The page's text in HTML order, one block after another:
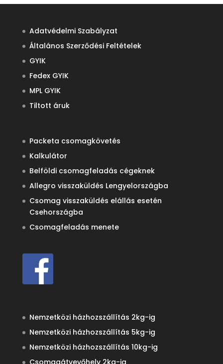
Adatvédelmi Szabályzat
Általános Szerződési Feltételek
GYIK
Fedex GYIK
MPL GYIK
Tiltott áruk
Packeta csomagkövetés
Kalkulátor
Belföldi csomagfeladás cégeknek
Allegro visszaküldés Lengyelországba
Csomag visszaküldés elállás esetén
Csehországba
Csomagfeladás menete
Nemzetközi házhozszállítás 2kg-ig
Nemzetközi házhozszállítás 5kg-ig
Nemzetközi házhozszállítás 10kg-ig